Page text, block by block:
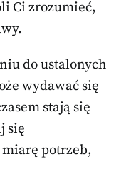
Ci zrozumieć,
do ustalonych
wydawać się
stają się
się
potrzeb,